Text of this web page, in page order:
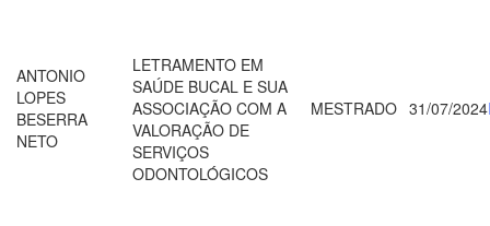
ANTONIO
LOPES
BESERRA
NETO
LETRAMENTO EM
SAÚDE BUCAL E SUA
ASSOCIAÇÃO COM A
VALORAÇÃO DE
SERVIÇOS
ODONTOLÓGICOS
MESTRADO 31/07/2024